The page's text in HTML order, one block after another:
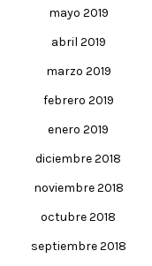
mayo 2019
abril 2019
marzo 2019
febrero 2019
enero 2019
diciembre 2018
noviembre 2018
octubre 2018
septiembre 2018